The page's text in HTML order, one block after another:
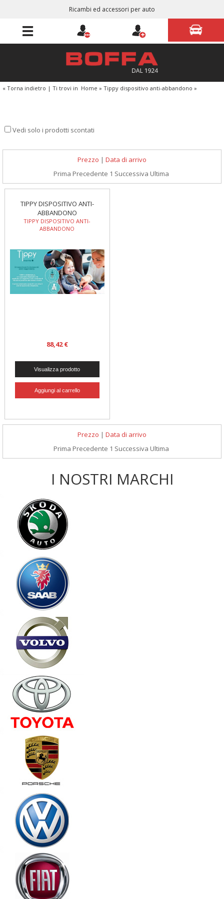
Ricambi ed accessori per auto
« Torna indietro | Ti trovi in Home » Tippy dispositivo anti-abbandono »
Vedi solo i prodotti scontati
Prezzo | Data di arrivo
Prima Precedente 1 Successiva Ultima
TIPPY DISPOSITIVO ANTI-
ABBANDONO
TIPPY DISPOSITIVO ANTI-
ABBANDONO
88,42 €
Prezzo | Data di arrivo
Prima Precedente 1 Successiva Ultima
I NOSTRI MARCHI